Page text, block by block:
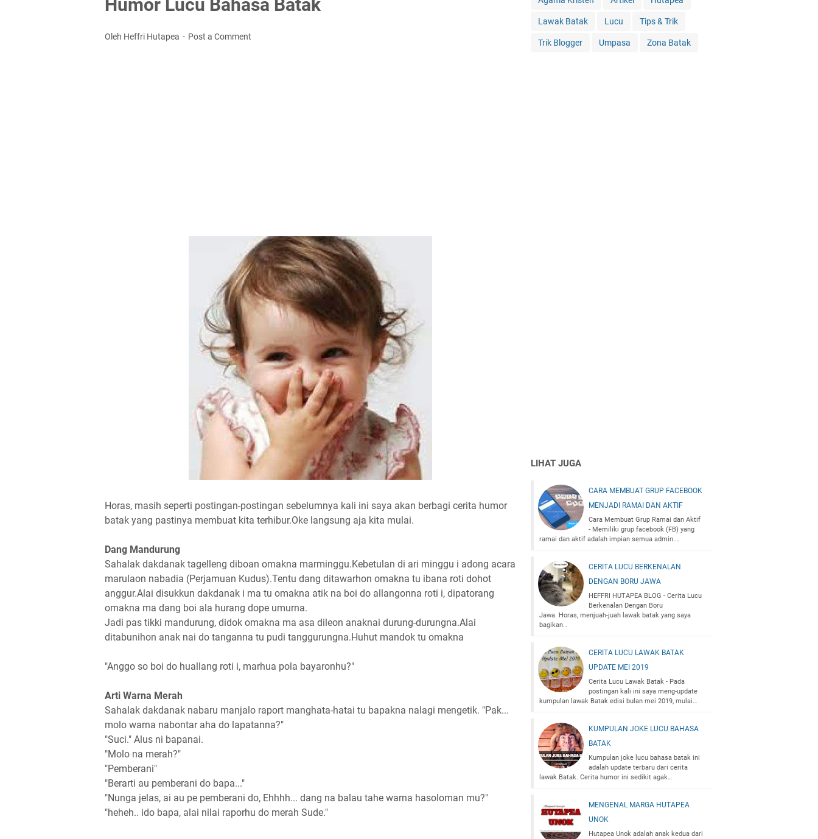
Humor Lucu Bahasa Batak
Oleh Heffri Hutapea Post a Comment
Horas, masih seperti postingan-postingan sebelumnya kali ini saya akan berbagi cerita humor
batak yang pastinya membuat kita terhibur.Oke langsung aja kita mulai.
Dang Mandurung
Sahalak dakdanak tagelleng diboan omakna marminggu.Kebetulan di ari minggu i adong acara
marulaon nabadia (Perjamuan Kudus).Tentu dang ditawarhon omakna tu ibana roti dohot
anggur.Alai disukkun dakdanak i ma tu omakna atik na boi do allangonna roti i, dipatorang
omakna ma dang boi ala hurang dope umurna.
Jadi pas tikki mandurung, didok omakna ma asa dileon anaknai durung-durungna.Alai
ditabunihon anak nai do tanganna tu pudi tanggurungna.Huhut mandok tu omakna
"Anggo so boi do huallang roti i, marhua pola bayaronhu?"
Arti Warna Merah
Sahalak dakdanak nabaru manjalo raport manghata-hatai tu bapakna nalagi mengetik. "Pak...
molo warna nabontar aha do lapatanna?"
"Suci." Alus ni bapanai.
"Molo na merah?"
"Pemberani"
"Berarti au pemberani do bapa..."
"Nunga jelas, ai au pe pemberani do, Ehhhh... dang na balau tahe warna hasoloman mu?"
"heheh.. ido bapa, alai nilai raporhu do merah Sude."
Lawak Batak Lucu Tips & Trik
Trik Blogger Umpasa Zona Batak
LIHAT JUGA
CARA MEMBUAT GRUP FACEBOOK
MENJADI RAMAI DAN AKTIF
Cara Membuat Grup Ramai dan Aktif
- Memiliki grup facebook (FB) yang
ramai dan aktif adalah impian semua admin.…
CERITA LUCU BERKENALAN
DENGAN BORU JAWA
HEFFRI HUTAPEA BLOG - Cerita Lucu
Berkenalan Dengan Boru
Jawa. Horas, menjuah-juah lawak batak yang saya
bagikan…
CERITA LUCU LAWAK BATAK
UPDATE MEI 2019
Cerita Lucu Lawak Batak - Pada
postingan kali ini saya meng-update
kumpulan lawak Batak edisi bulan mei 2019, mulai…
KUMPULAN JOKE LUCU BAHASA
BATAK
Kumpulan joke lucu bahasa batak ini
adalah update terbaru dari cerita
lawak Batak. Cerita humor ini sedikit agak…
MENGENAL MARGA HUTAPEA
UNOK
Hutapea Unok adalah anak kedua dari